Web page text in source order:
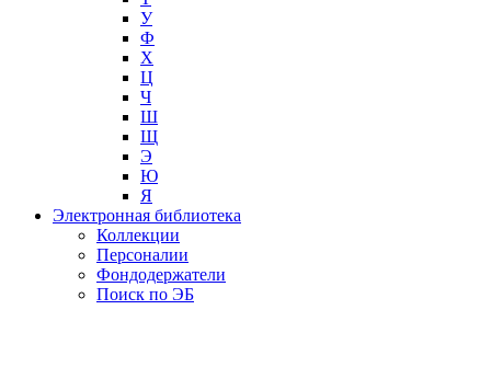
У
Ф
Х
Ц
Ч
Ш
Щ
Э
Ю
Я
Электронная библиотека
Коллекции
Персоналии
Фондодержатели
Поиск по ЭБ